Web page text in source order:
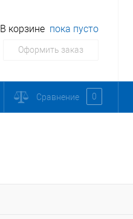
В корзине пока пусто
Оформить заказ
Сравнение 0